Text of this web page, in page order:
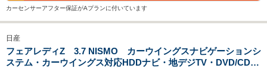
カーセンサーアフター保証がAプランに付いています
日産
フェアレディZ 3.7 NISMO カーウイングスナビゲーションシ
ステム・カーウイングス対応HDDナビ・地デジTV・DVD/CD・